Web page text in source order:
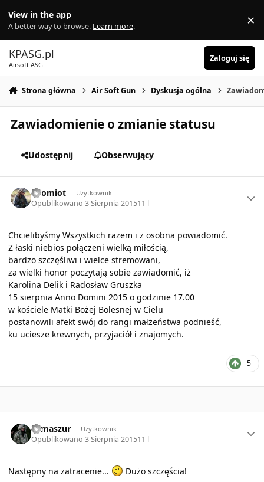
View in the app
A better way to browse. Learn more. ×
KPASG.pl
Airsoft ASG
Zaloguj się
Strona główna Air Soft Gun Dyskusja ogólna
Zawiadomienie o zmianie statusu
Udostępnij Obserwujący
falomiot Użytkownik
Opublikowano3 Sierpnia 201511 l
Chcielibyśmy Wszystkich razem i z osobna powiadomić.
Z łaski niebios połączeni wielką miłością,
bardzo szczęśliwi i wielce stremowani,
za wielki honor poczytają sobie zawiadomić, iż
Karolina Delik i Radosław Gruszka
15 sierpnia Anno Domini 2015 o godzinie 17.00
w kościele Matki Bożej Bolesnej w Cielu
postanowili afekt swój do rangi małżeństwa podnieść,
ku uciesze krewnych, przyjaciół i znajomych.
5
Tomaszur Użytkownik
Opublikowano3 Sierpnia 201511 l
Następny na zatracenie... Dużo szczęścia!